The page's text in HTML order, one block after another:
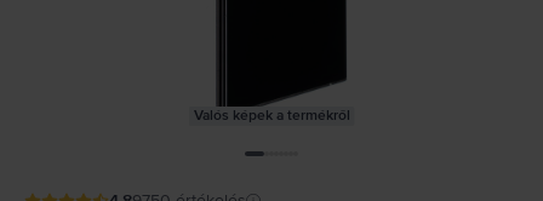
Valós képek a termékről